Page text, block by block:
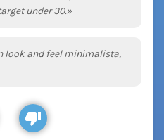
under 30.»
look and feel minimalista,